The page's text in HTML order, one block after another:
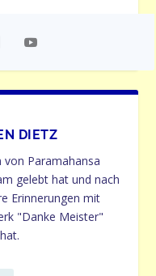
DIETZ
von Paramahansa
gelebt hat und nach
Erinnerungen mit
"Danke Meister"